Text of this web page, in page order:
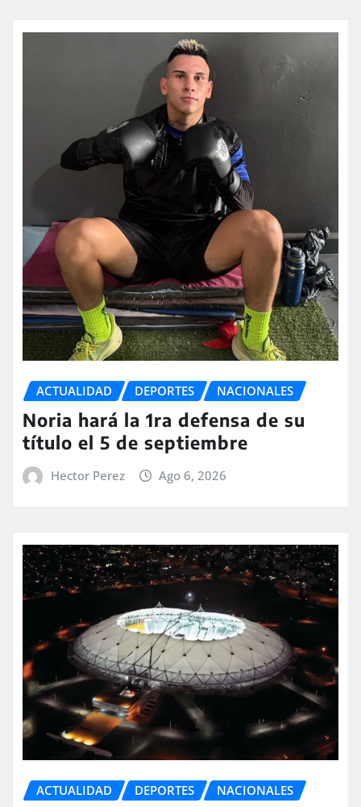
ACTUALIDAD DEPORTES NACIONALES
Noria hará la 1ra defensa de su
título el 5 de septiembre
Hector Perez Ago 6, 2026
ACTUALIDAD DEPORTES NACIONALES